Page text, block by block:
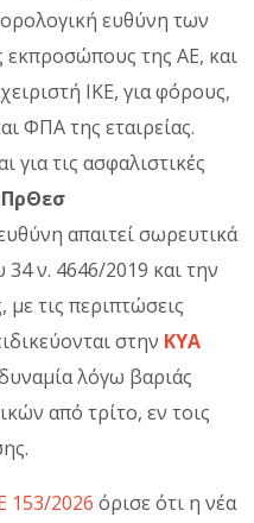
ευθύνη των
εκπροσώπους της ΑΕ, και
ΙΚΕ, για φόρους,
ΦΠΑ της εταιρείας.
για τις ασφαλιστικές
απαιτεί σωρευτικά
ν. 4646/2019 και την
με τις περιπτώσεις
στην ΚΥΑ
λόγω βαριάς
από τρίτο, εν τοις
153/2026 όρισε ότι η νέα